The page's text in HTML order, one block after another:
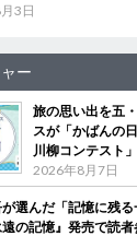
3日
ー
旅の思い出を五
スが「かばんの
川柳コンテスト
2026年8月7日
が選んだ「記憶に残
の記憶』発売で読